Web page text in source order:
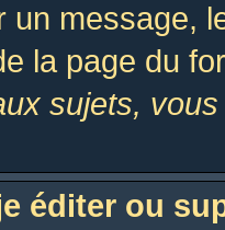
un message,
la page du
sujets,
éditer ou